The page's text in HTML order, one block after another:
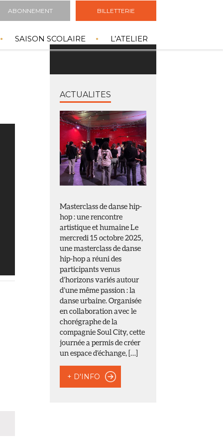
ABONNEMENT BILLETTERIE
SAISON SCOLAIRE L’ATELIER
ACTUALITES
Masterclass de danse hip-
hop : une rencontre
artistique et humaine Le
mercredi 15 octobre 2025,
une masterclass de danse
hip-hop a réuni des
participants venus
d’horizons variés autour
d’une même passion : la
danse urbaine. Organisée
en collaboration avec le
chorégraphe de la
compagnie Soul City, cette
journée a permis de créer
un espace d’échange, […]
+ D'INFO